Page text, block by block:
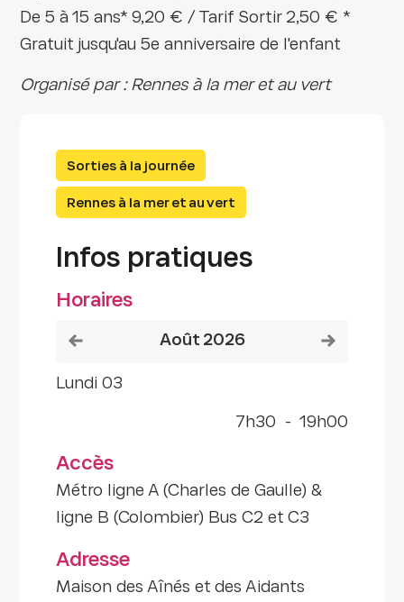
De 5 à 15 ans* 9,20 € / Tarif Sortir 2,50 € *
Gratuit jusqu'au 5e anniversaire de l'enfant
Organisé par : Rennes à la mer et au vert
Sorties à la journée
Rennes à la mer et au vert
Infos pratiques
Horaires
Voir le mois précédentaoût 2026
lundi 03
7h30 - 19h00
Accès
Métro ligne A (Charles de Gaulle) &
ligne B (Colombier) Bus C2 et C3
Adresse
Maison des Aînés et des Aidants